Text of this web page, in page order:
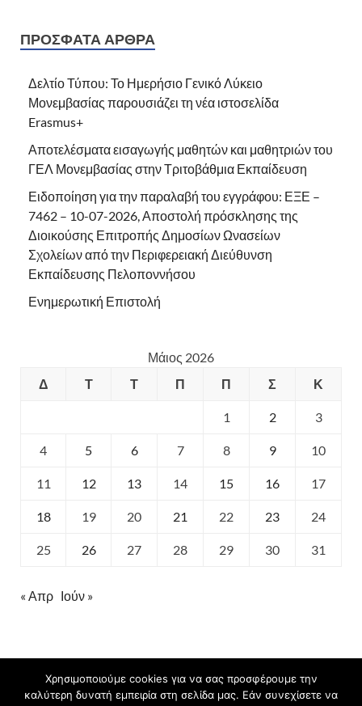
ΠΡΌΣΦΑΤΑ ΆΡΘΡΑ
Δελτίο Τύπου: Το Ημερήσιο Γενικό Λύκειο
Μονεμβασίας παρουσιάζει τη νέα ιστοσελίδα
Erasmus+
Αποτελέσματα εισαγωγής μαθητών και μαθητριών του
ΓΕΛ Μονεμβασίας στην Τριτοβάθμια Εκπαίδευση
Ειδοποίηση για την παραλαβή του εγγράφου: ΕΞΕ –
7462 – 10-07-2026, Αποστολή πρόσκλησης της
Διοικούσης Επιτροπής Δημοσίων Ωνασείων
Σχολείων από την Περιφερειακή Διεύθυνση
Εκπαίδευσης Πελοποννήσου
Ενημερωτική Επιστολή
Μάιος 2026
Δ
Τ Τ Π Π Σ Κ
1 2 3
4 5 6 7 8 9 10
11 12 13 14 15 16 17
18 19 20 21 22 23 24
25 26 27 28 29 30 31
« Απρ Ιούν »
Χρησιμοποιούμε cookies για να σας προσφέρουμε την
καλύτερη δυνατή εμπειρία στη σελίδα μας. Εάν συνεχίσετε να